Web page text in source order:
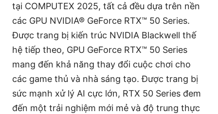
tại COMPUTEX 2025, tất cả đều dựa trên nền
các GPU NVIDIA® GeForce RTX™ 50 Series.
Được trang bị kiến ​​trúc NVIDIA Blackwell thế
hệ tiếp theo, GPU GeForce RTX™ 50 Series
mang đến khả năng thay đổi cuộc chơi cho
các game thủ và nhà sáng tạo. Được trang bị
sức mạnh xử lý AI cực lớn, RTX 50 Series đem
đến một trải nghiệm mới mẻ và độ trung thực